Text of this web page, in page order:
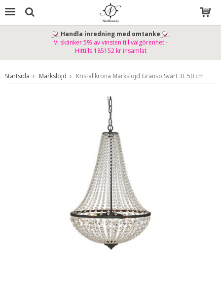
Produkten har blivit tillagd i varukorgen
Handla inredning med omtanke
Vi skänker 5% av vinsten till välgörenhet -
Hittills 185152 kr insamlat
Startsida Markslöjd Kristallkrona Markslöjd Gränsö Svart 3L 50 cm